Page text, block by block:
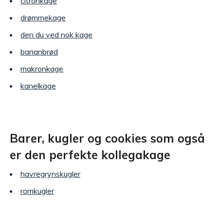
drømmekage
den du ved nok kage
bananbrød
makronkage
kanelkage
Barer, kugler og cookies som også
er den perfekte kollegakage
havregrynskugler
romkugler